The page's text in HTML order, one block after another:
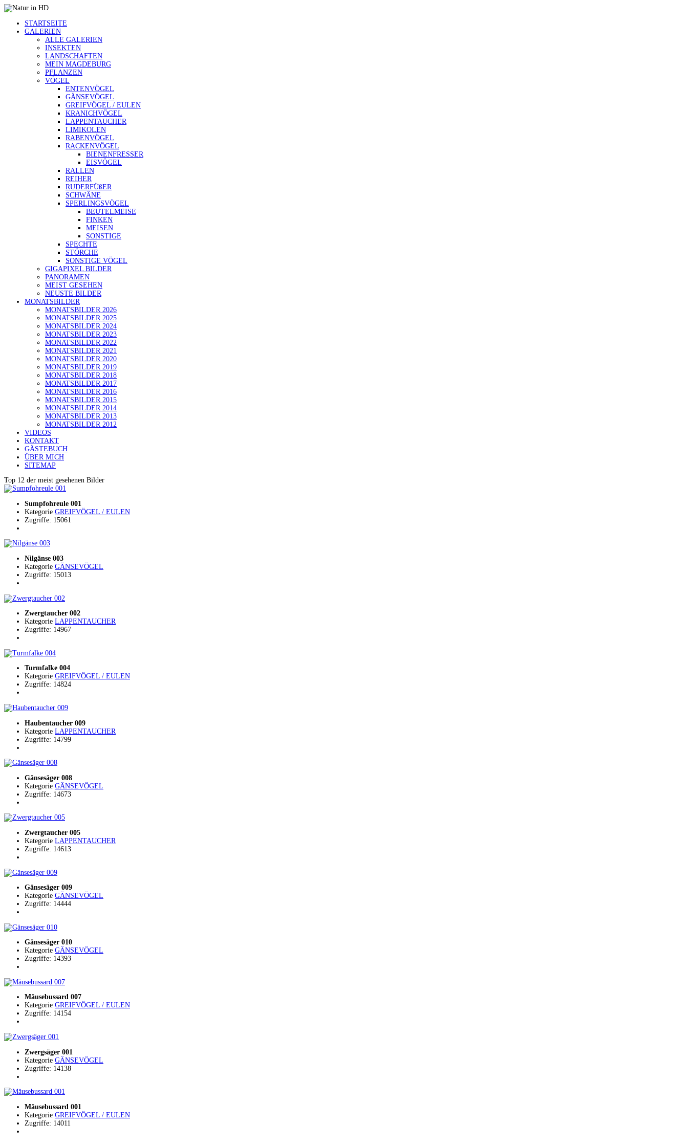
STARTSEITE
GALERIEN
ALLE GALERIEN
INSEKTEN
LANDSCHAFTEN
MEIN MAGDEBURG
PFLANZEN
VÖGEL
ENTENVÖGEL
GÄNSEVÖGEL
GREIFVÖGEL / EULEN
KRANICHVÖGEL
LAPPENTAUCHER
LIMIKOLEN
RABENVÖGEL
RACKENVÖGEL
BIENENFRESSER
EISVÖGEL
RALLEN
REIHER
RUDERFÜßER
SCHWÄNE
SPERLINGSVÖGEL
BEUTELMEISE
FINKEN
MEISEN
SONSTIGE
SPECHTE
STÖRCHE
SONSTIGE VÖGEL
GIGAPIXEL BILDER
PANORAMEN
MEIST GESEHEN
NEUSTE BILDER
MONATSBILDER
MONATSBILDER 2026
MONATSBILDER 2025
MONATSBILDER 2024
MONATSBILDER 2023
MONATSBILDER 2022
MONATSBILDER 2021
MONATSBILDER 2020
MONATSBILDER 2019
MONATSBILDER 2018
MONATSBILDER 2017
MONATSBILDER 2016
MONATSBILDER 2015
MONATSBILDER 2014
MONATSBILDER 2013
MONATSBILDER 2012
VIDEOS
KONTAKT
GÄSTEBUCH
ÜBER MICH
SITEMAP
Top 12 der meist gesehenen Bilder
Sumpfohreule 001
Kategorie GREIFVÖGEL / EULEN
Zugriffe: 15061
Nilgänse 003
Kategorie GÄNSEVÖGEL
Zugriffe: 15013
Zwergtaucher 002
Kategorie LAPPENTAUCHER
Zugriffe: 14967
Turmfalke 004
Kategorie GREIFVÖGEL / EULEN
Zugriffe: 14824
Haubentaucher 009
Kategorie LAPPENTAUCHER
Zugriffe: 14799
Gänsesäger 008
Kategorie GÄNSEVÖGEL
Zugriffe: 14673
Zwergtaucher 005
Kategorie LAPPENTAUCHER
Zugriffe: 14613
Gänsesäger 009
Kategorie GÄNSEVÖGEL
Zugriffe: 14444
Gänsesäger 010
Kategorie GÄNSEVÖGEL
Zugriffe: 14393
Mäusebussard 007
Kategorie GREIFVÖGEL / EULEN
Zugriffe: 14154
Zwergsäger 001
Kategorie GÄNSEVÖGEL
Zugriffe: 14138
Mäusebussard 001
Kategorie GREIFVÖGEL / EULEN
Zugriffe: 14011